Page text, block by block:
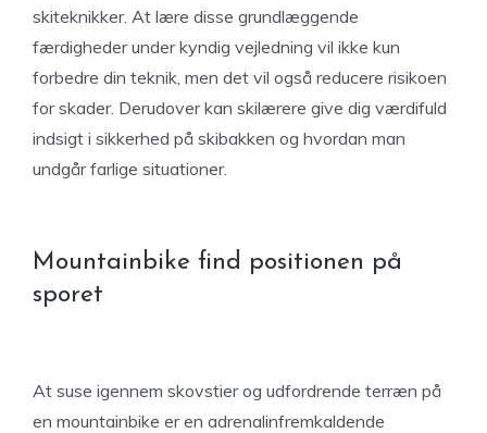
skiteknikker. At lære disse grundlæggende
færdigheder under kyndig vejledning vil ikke kun
forbedre din teknik, men det vil også reducere risikoen
for skader. Derudover kan skilærere give dig værdifuld
indsigt i sikkerhed på skibakken og hvordan man
undgår farlige situationer.
Mountainbike find positionen på
sporet
At suse igennem skovstier og udfordrende terræn på
en mountainbike er en adrenalinfremkaldende